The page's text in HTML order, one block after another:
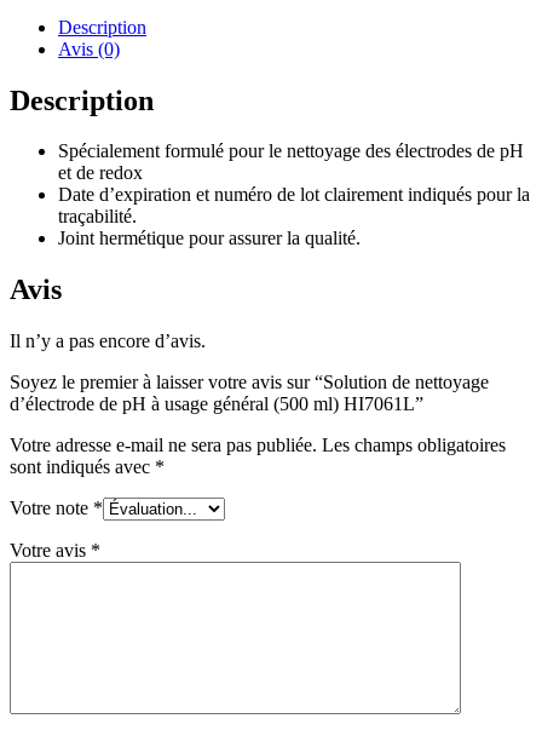
Description
Avis (0)
Description
Spécialement formulé pour le nettoyage des électrodes de pH
et de redox
Date d’expiration et numéro de lot clairement indiqués pour la
traçabilité.
Joint hermétique pour assurer la qualité.
Avis
Il n’y a pas encore d’avis.
Soyez le premier à laisser votre avis sur “Solution de nettoyage
d’électrode de pH à usage général (500 ml) HI7061L”
Votre adresse e-mail ne sera pas publiée. Les champs obligatoires
sont indiqués avec *
Votre note *
Votre avis *